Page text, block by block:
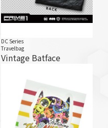
DC Series
Travelbag
Vintage Batface